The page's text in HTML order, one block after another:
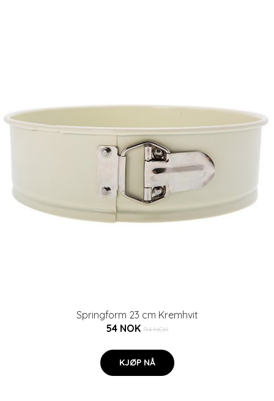
Springform 23 cm Kremhvit
54 NOK 94 NOK
KJØP NÅ